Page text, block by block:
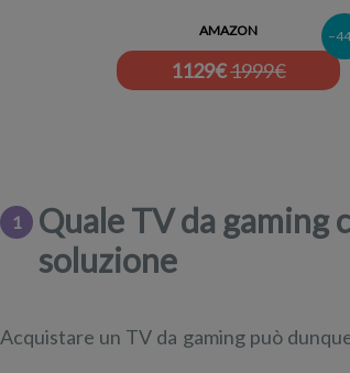
AMAZON
1129€1999€
1
Quale TV da gaming
soluzione
Acquistare un TV da gaming può